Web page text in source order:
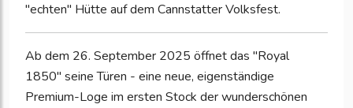
"echten" Hütte auf dem Cannstatter Volksfest.
Ab dem 26. September 2025 öffnet das "Royal
1850" seine Türen - eine neue, eigenständige
Premium-Loge im ersten Stock der wunderschönen